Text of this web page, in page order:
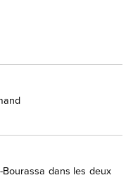
dans les deux